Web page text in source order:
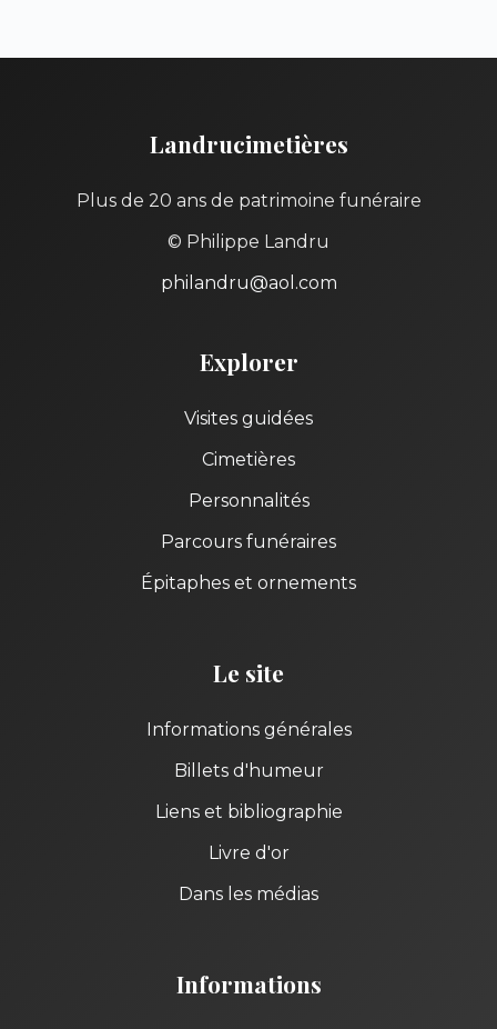
Landrucimetières
Plus de 20 ans de patrimoine funéraire
© Philippe Landru
philandru@aol.com
Explorer
Visites guidées
Cimetières
Personnalités
Parcours funéraires
Épitaphes et ornements
Le site
Informations générales
Billets d'humeur
Liens et bibliographie
Livre d'or
Dans les médias
Informations